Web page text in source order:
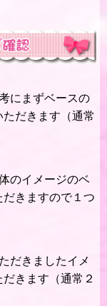
にまずベースの
だきます（通常
のイメージのベ
きますので１つ
だきましたイメ
きます（通常２